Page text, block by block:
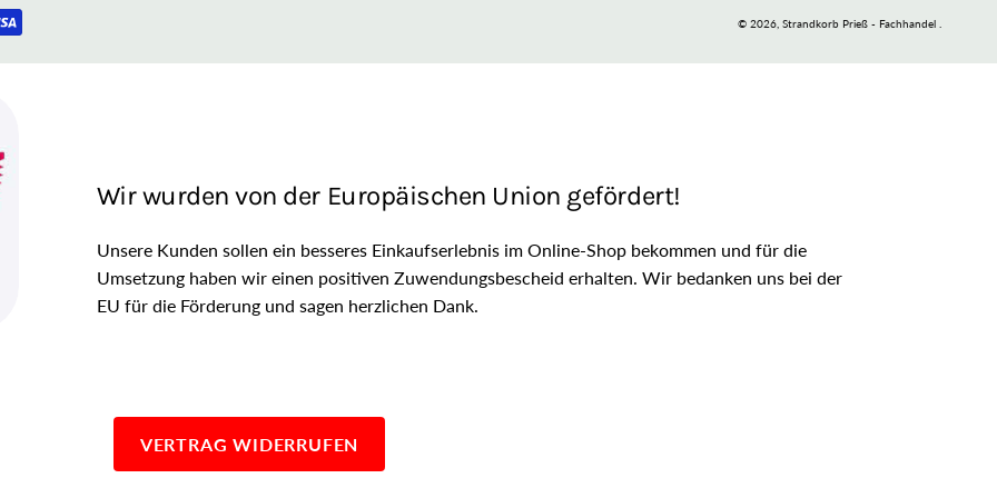
© 2026, Strandkorb Prieß - Fachhandel
Wir wurden von der Europäischen Union gefördert!
Unsere Kunden sollen ein besseres Einkaufserlebnis im Online-Shop bekommen und für die
Umsetzung haben wir einen positiven Zuwendungsbescheid erhalten. Wir bedanken uns bei der
EU für die Förderung und sagen herzlichen Dank.
VERTRAG WIDERRUFEN